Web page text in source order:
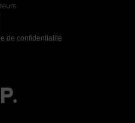
de confidentialité